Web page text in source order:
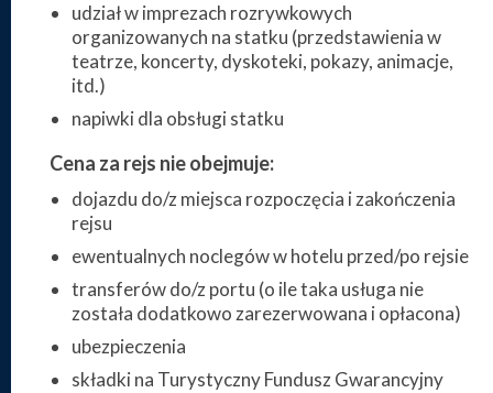
udział w imprezach rozrywkowych
organizowanych na statku (przedstawienia w
teatrze, koncerty, dyskoteki, pokazy, animacje,
itd.)
napiwki dla obsługi statku
Cena za rejs nie obejmuje:
dojazdu do/z miejsca rozpoczęcia i zakończenia
rejsu
ewentualnych noclegów w hotelu przed/po rejsie
transferów do/z portu (o ile taka usługa nie
została dodatkowo zarezerwowana i opłacona)
ubezpieczenia
składki na Turystyczny Fundusz Gwarancyjny